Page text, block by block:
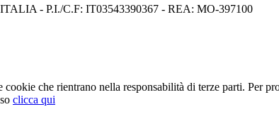
- P.I./C.F: IT03543390367 - REA: MO-397100
che rientrano nella responsabilità di terze parti. Per
clicca qui